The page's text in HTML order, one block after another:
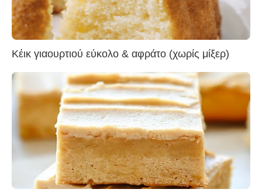
Κέικ γιαουρτιού εύκολο & αφράτο (χωρίς μίξερ)